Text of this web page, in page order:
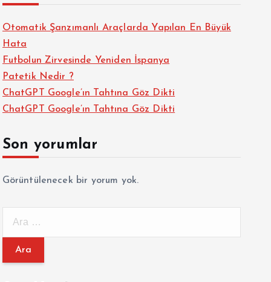
Otomatik Şanzımanlı Araçlarda Yapılan En Büyük
Hata
Futbolun Zirvesinde Yeniden İspanya
Patetik Nedir ?
ChatGPT Google’ın Tahtına Göz Dikti
ChatGPT Google’ın Tahtına Göz Dikti
Son yorumlar
Görüntülenecek bir yorum yok.
m